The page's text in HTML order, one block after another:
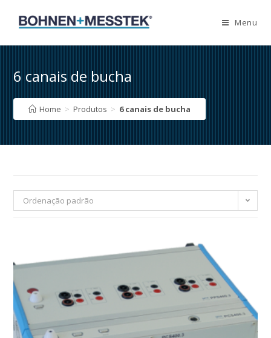
Menu
6 canais de bucha
Home > Produtos > 6 canais de bucha
Ordenação padrão